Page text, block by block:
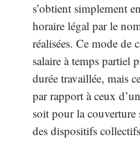
s’obtient simplement
horaire légal par le
réalisées. Ce mode de
salaire à temps partiel
durée travaillée, mais
par rapport à ceux
soit pour la couverture
des dispositifs